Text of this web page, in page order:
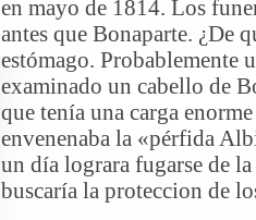
en mayo de 1814. Los
antes que Bonaparte. ¿De
estómago. Probablemente
examinado un cabello de
que tenía una carga
envenenaba la «pérfida
un día lograra fugarse de
buscaría la proteccion de